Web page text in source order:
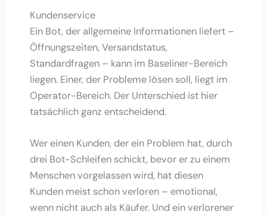
Kundenservice
Ein Bot, der allgemeine Informationen liefert –
Öffnungszeiten, Versandstatus,
Standardfragen – kann im Baseliner-Bereich
liegen. Einer, der Probleme lösen soll, liegt im
Operator-Bereich. Der Unterschied ist hier
tatsächlich ganz entscheidend.
Wer einen Kunden, der ein Problem hat, durch
drei Bot-Schleifen schickt, bevor er zu einem
Menschen vorgelassen wird, hat diesen
Kunden meist schon verloren – emotional,
wenn nicht auch als Käufer. Und ein verlorener